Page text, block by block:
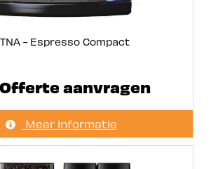
- Espresso Compact
Offerte aanvragen
Meer informatie